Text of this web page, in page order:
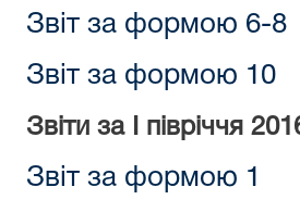
Звіт за формою 6-8
Звіт за формою 10
Звіти за I півріччя
Звіт за формою 1